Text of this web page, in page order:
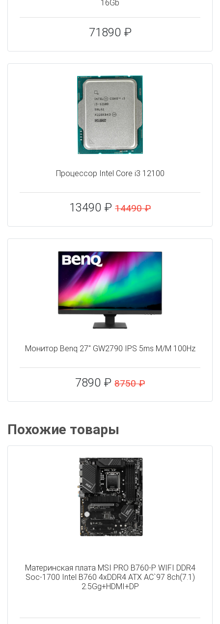
16Gb
71890 ₽
Процессор Intel Core i3 12100
13490 ₽ 14490 ₽
Монитор Benq 27" GW2790 IPS 5ms M/M 100Hz
7890 ₽ 8750 ₽
Похожие товары
Материнская плата MSI PRO B760-P WIFI DDR4
Soc-1700 Intel B760 4xDDR4 ATX AC`97 8ch(7.1)
2.5Gg+HDMI+DP